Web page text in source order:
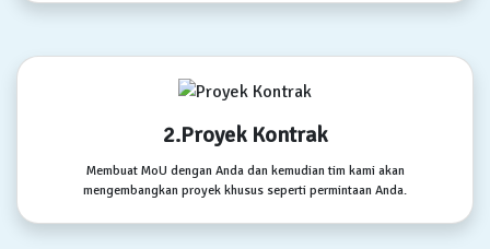
2.Proyek Kontrak
Membuat MoU dengan Anda dan kemudian tim kami akan
mengembangkan proyek khusus seperti permintaan Anda.